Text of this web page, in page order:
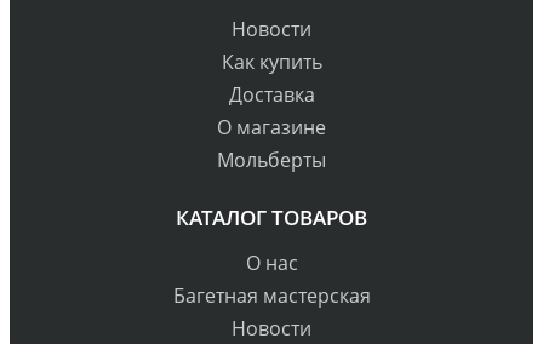
Новости
Как купить
Доставка
О магазине
Мольберты
КАТАЛОГ ТОВАРОВ
О нас
Багетная мастерская
Новости